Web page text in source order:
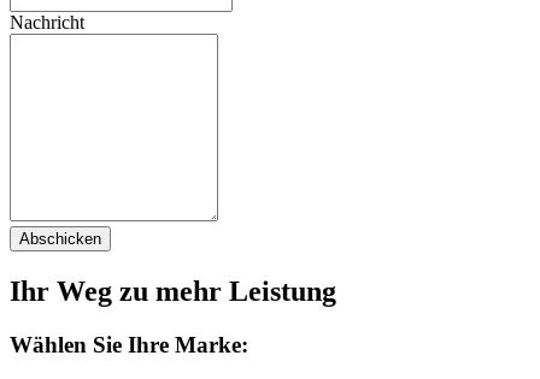
Nachricht
Abschicken
Ihr Weg zu mehr Leistung
Wählen Sie Ihre Marke: